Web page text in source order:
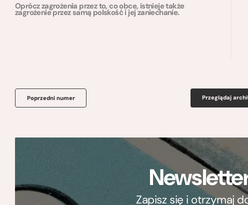
Oprócz zagrożenia przez to, co obce, istnieje także
zagrożenie przez samą polskość i jej zaniechanie.
Poprzedni numer Przeglądaj
Zapisz się i otrzymaj